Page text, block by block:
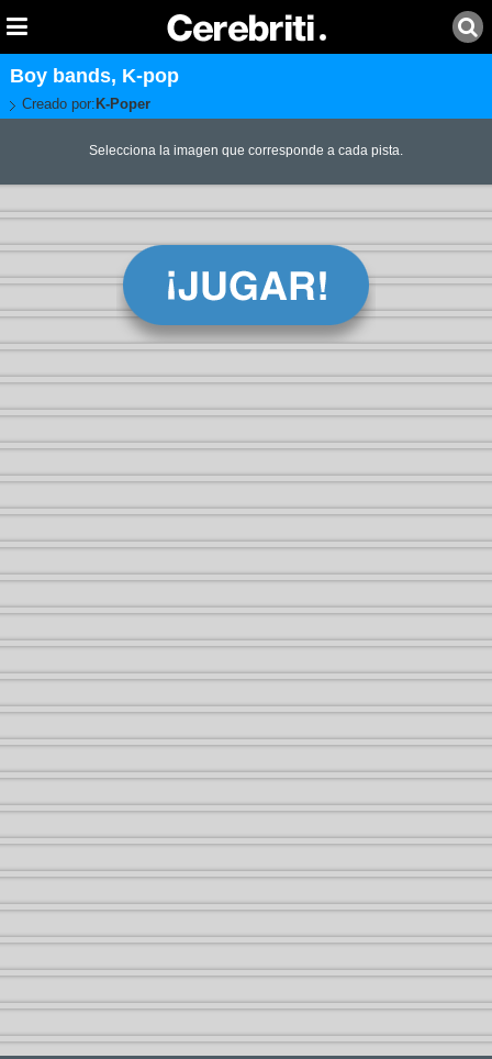
Boy bands, K-pop
Creado por: K-Poper
Selecciona la imagen que corresponde a cada pista.